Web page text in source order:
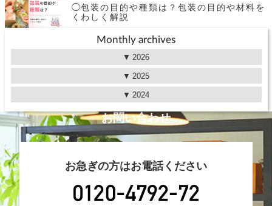
◯包装の目的や種類は？包装の目的や材料を
くわしく解説
Monthly archives
2026
2025
2024
お問い合わせ
お急ぎの方はお電話ください